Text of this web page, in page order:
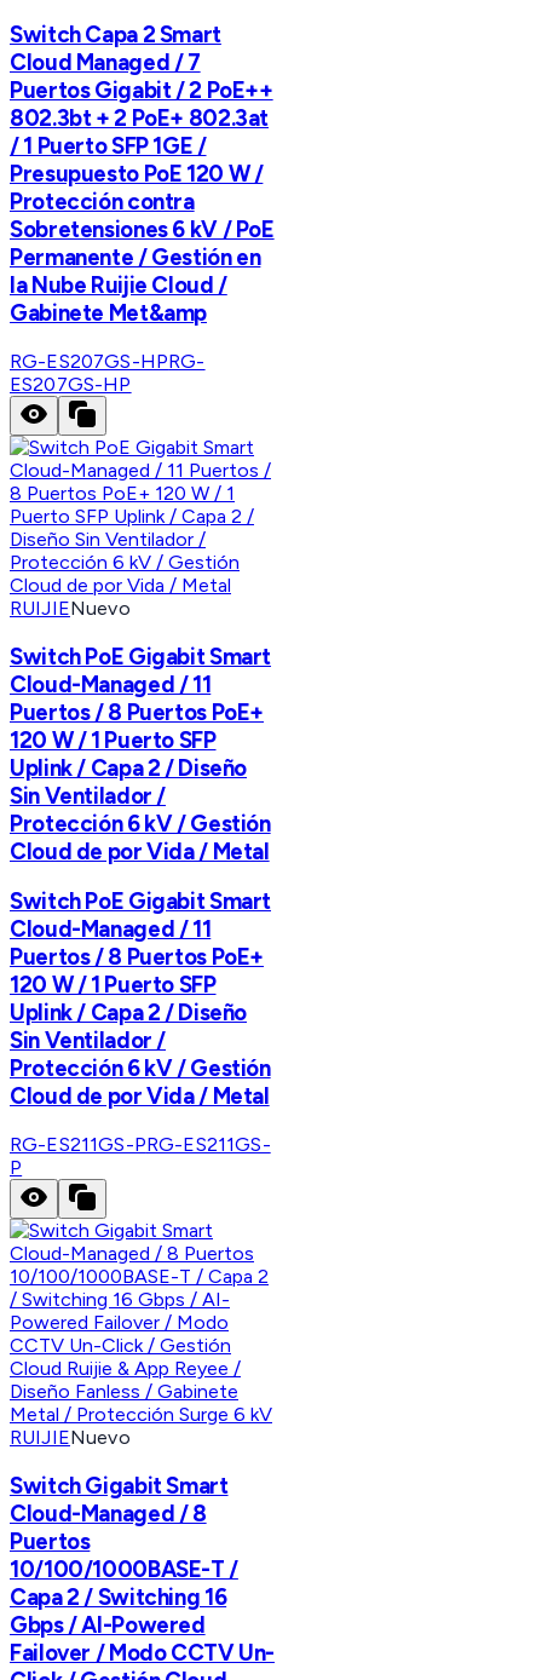
Switch Capa 2 Smart
Cloud Managed / 7
Puertos Gigabit / 2 PoE++
802.3bt + 2 PoE+ 802.3at
/ 1 Puerto SFP 1GE /
Presupuesto PoE 120 W /
Protección contra
Sobretensiones 6 kV / PoE
Permanente / Gestión en
la Nube Ruijie Cloud /
Gabinete Met&amp
RG-ES207GS-HPRG-
ES207GS-HP
RUIJIENuevo
Switch PoE Gigabit Smart
Cloud-Managed / 11
Puertos / 8 Puertos PoE+
120 W / 1 Puerto SFP
Uplink / Capa 2 / Diseño
Sin Ventilador /
Protección 6 kV / Gestión
Cloud de por Vida / Metal
Switch PoE Gigabit Smart
Cloud-Managed / 11
Puertos / 8 Puertos PoE+
120 W / 1 Puerto SFP
Uplink / Capa 2 / Diseño
Sin Ventilador /
Protección 6 kV / Gestión
Cloud de por Vida / Metal
RG-ES211GS-PRG-ES211GS-
P
RUIJIENuevo
Switch Gigabit Smart
Cloud-Managed / 8
Puertos
10/100/1000BASE-T /
Capa 2 / Switching 16
Gbps / AI-Powered
Failover / Modo CCTV Un-